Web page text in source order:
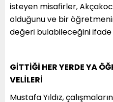
isteyen misafirler,
olduğunu ve bir
değeri bulabileceğini
GİTTİĞİ HER YERDE YA
VELİLERİ
Mustafa Yıldız,